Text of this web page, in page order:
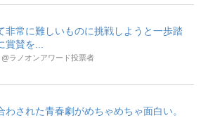
非常に難しいものに挑戦しようと一歩踏
賞賛を...
ラノオンアワード投票者
わされた青春劇がめちゃめちゃ面白い。